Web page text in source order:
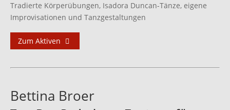
Tradierte Körperübungen, Isadora Duncan-Tänze, eigene
Improvisationen und Tanzgestaltungen
Zum Aktiven
Bettina Broer